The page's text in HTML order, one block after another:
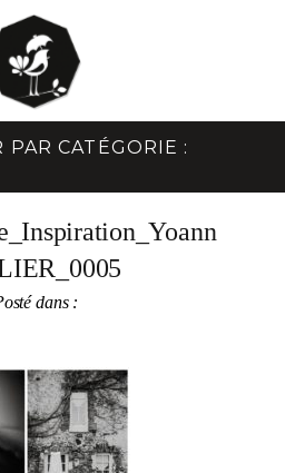
PAR CATÉGORIE :
dans :